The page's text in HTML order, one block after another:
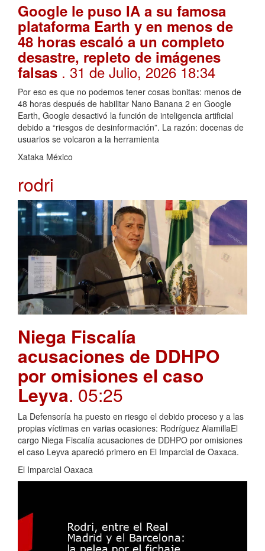
Google le puso IA a su famosa
plataforma Earth y en menos de
48 horas escaló a un completo
desastre, repleto de imágenes
falsas . 31 de Julio, 2026 18:34
Por eso es que no podemos tener cosas bonitas: menos de
48 horas después de habilitar Nano Banana 2 en Google
Earth, Google desactivó la función de inteligencia artificial
debido a “riesgos de desinformación”. La razón: docenas de
usuarios se volcaron a la herramienta
Xataka México
rodri
Niega Fiscalía
acusaciones de DDHPO
por omisiones el caso
Leyva. 05:25
La Defensoría ha puesto en riesgo el debido proceso y a las
propias víctimas en varias ocasiones: Rodríguez AlamillaEl
cargo Niega Fiscalía acusaciones de DDHPO por omisiones
el caso Leyva apareció primero en El Imparcial de Oaxaca.
El Imparcial Oaxaca